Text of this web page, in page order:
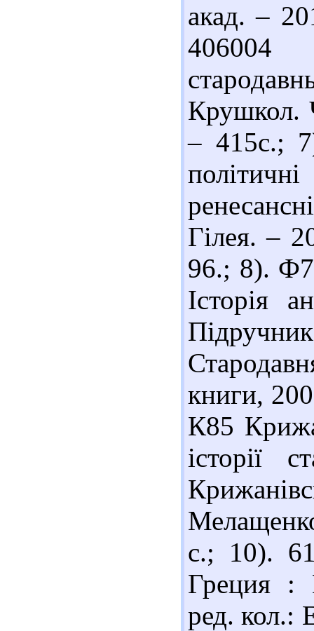
акад. –
Крушкол.
– 415с.;
Гілея. –
96.; 8).
Історія
книги,
К85
історії
с.; 10).
Греция :
ред. кол.: